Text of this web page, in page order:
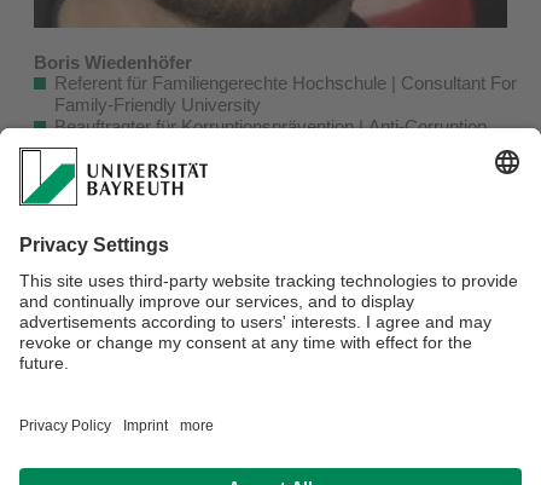
Boris Wiedenhöfer
Referent für Familiengerechte Hochschule | Consultant For
Family-Friendly University
Beauftragter für Korruptionsprävention | Anti-Corruption
Officer
Stellv. Gleichstellungsbeauftragter | Vice Gender Equality
Officer
Gebäude B3 (Raum 23)
Universitätsstr. 30, 95440 Bayreuth
Telefon: +49 (0)921 / 55-2168
E-Mail:familiengerechte.hochschule@uni-bayreuth.de